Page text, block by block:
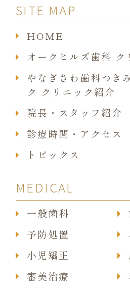
SITE MAP
HOME
オークヒルズ歯科 ク
やなぎさわ歯科つき
ク クリニック紹介
院長・スタッフ紹介
診療時間・アクセス
トピックス
MEDICAL
一般歯科
審美治療
予防処置
小児矯正